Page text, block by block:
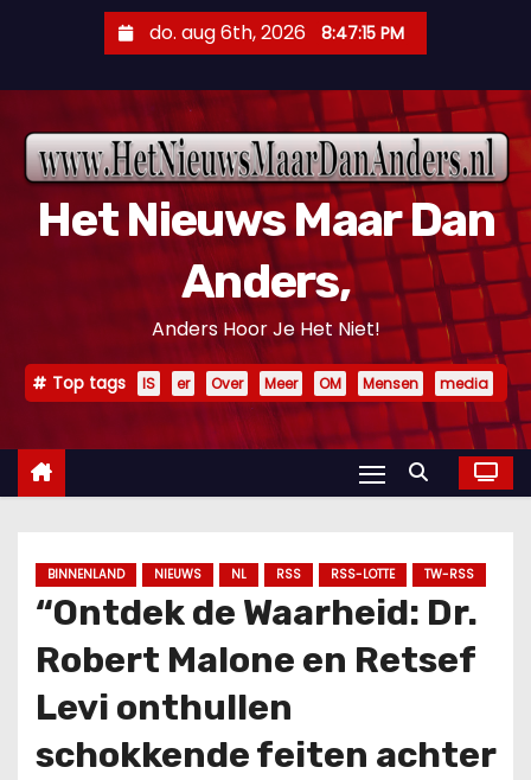
n
do. aug 6th, 2026 8:47:16 PM
Het Nieuws Maar Dan
Anders,
Anders Hoor Je Het Niet!
Top tags IS er Over Meer OM Mensen media
BINNENLAND NIEUWS NL RSS RSS-LOTTE TW-RSS
“Ontdek de Waarheid: Dr.
Robert Malone en Retsef
Levi onthullen
schokkende feiten achter